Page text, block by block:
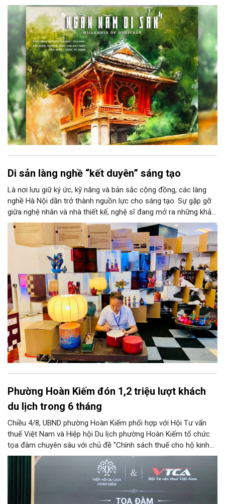
năm di sản” sẽ chính thức khai mạc vào ngày 8/8 tại Nhà Thái
Học, Di tích Quốc gia đặc biệt Văn Miếu – Quốc Tử Giám. Sự
kiện kéo dài đến ngày 25/9/2026 hứa hẹn trở thành điểm đến
văn hóa đầy sức hút, góp phần làm phong phú đời sống nghệ
thuật của Thủ đô trong mùa thu này.
Di sản làng nghề “kết duyên” sáng tạo
Là nơi lưu giữ ký ức, kỹ năng và bản sắc cộng đồng, các làng
nghề Hà Nội dần trở thành nguồn lực cho sáng tạo. Sự gặp gỡ
giữa nghệ nhân và nhà thiết kế, nghệ sĩ đang mở ra những khả
năng phát triển mới cho thủ công đương đại trên nền tảng di
sản. Từ những cuộc “kết duyên” đầy cảm hứng ấy, Hà Nội đang
khơi thông mạch ngầm của hệ sinh thái thủ công, biến vốn cổ
thành động lực bền vững cho tương lai.
Phường Hoàn Kiếm đón 1,2 triệu lượt khách
du lịch trong 6 tháng
Chiều 4/8, UBND phường Hoàn Kiếm phối hợp với Hội Tư vấn
thuế Việt Nam và Hiệp hội Du lịch phường Hoàn Kiếm tổ chức
tọa đàm chuyên sâu với chủ đề "Chính sách thuế cho hộ kinh
doanh và doanh nghiệp du lịch".